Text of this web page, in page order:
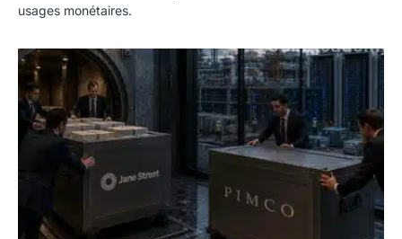
usages monétaires.
Jane Street négocie le transfert de 11 milliards de